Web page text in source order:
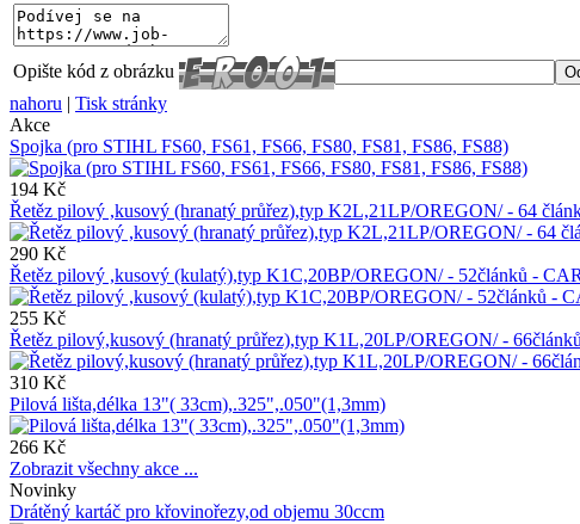
Opište kód z obrázku
nahoru | Tisk stránky
Akce
Spojka (pro STIHL FS60, FS61, FS66, FS80, FS81, FS86, FS88)
194 Kč
Řetěz pilový ,kusový (hranatý průřez),typ K2L,21LP/OREGON/ - 64
290 Kč
Řetěz pilový ,kusový (kulatý),typ K1C,20BP/OREGON/ - 52článků -
255 Kč
Řetěz pilový,kusový (hranatý průřez),typ K1L,20LP/OREGON/ -
310 Kč
Pilová lišta,délka 13"( 33cm),.325",.050"(1,3mm)
266 Kč
Zobrazit všechny akce ...
Novinky
Drátěný kartáč pro křovinořezy,od objemu 30ccm